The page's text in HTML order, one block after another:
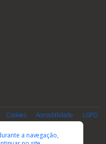
Cookies Acessibilidade LGPD
a navegação,